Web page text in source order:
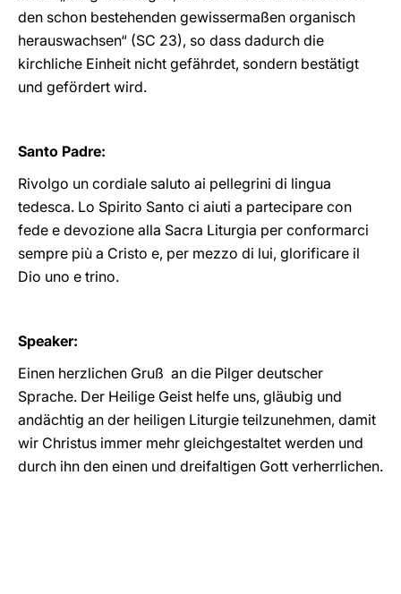
den schon bestehenden gewissermaßen organisch
herauswachsen“ (SC 23), so dass dadurch die
kirchliche Einheit nicht gefährdet, sondern bestätigt
und gefördert wird.
Santo Padre:
Rivolgo un cordiale saluto ai pellegrini di lingua
tedesca. Lo Spirito Santo ci aiuti a partecipare con
fede e devozione alla Sacra Liturgia per conformarci
sempre più a Cristo e, per mezzo di lui, glorificare il
Dio uno e trino.
Speaker:
Einen herzlichen Gruß an die Pilger deutscher
Sprache. Der Heilige Geist helfe uns, gläubig und
andächtig an der heiligen Liturgie teilzunehmen, damit
wir Christus immer mehr gleichgestaltet werden und
durch ihn den einen und dreifaltigen Gott verherrlichen.